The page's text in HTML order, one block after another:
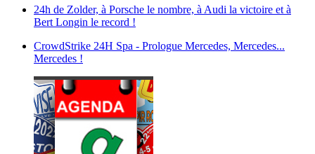
24h de Zolder, à Porsche le nombre, à Audi la victoire et à
Bert Longin le record !
CrowdStrike 24H Spa - Prologue Mercedes, Mercedes...
Mercedes !